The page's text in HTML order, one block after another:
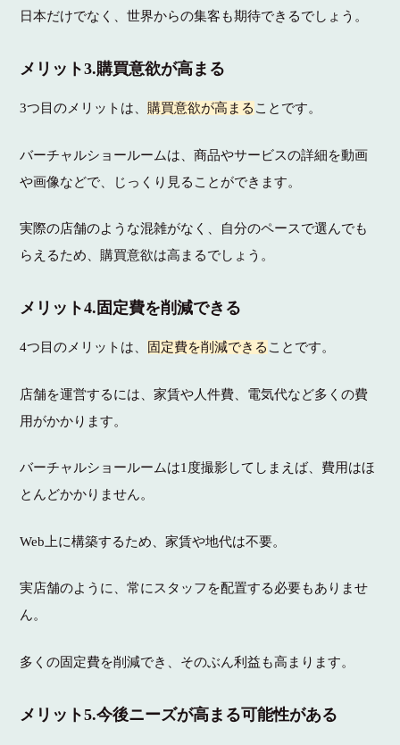
日本だけでなく、世界からの集客も期待できるでしょう。
メリット3.購買意欲が高まる
3つ目のメリットは、購買意欲が高まる ことです。
バーチャルショールームは、商品やサービスの詳細を動画
や画像などで、じっくり見ることができます。
実際の店舗のような混雑がなく、自分のペースで選んでも
らえるため、購買意欲は高まるでしょう。
メリット4.固定費を削減できる
4つ目のメリットは、 固定費を削減できる ことです。
店舗を運営するには、家賃や人件費、電気代など多くの費
用がかかります。
バーチャルショールームは1度撮影してしまえば、費用はほ
とんどかかりません。
Web上に構築するため、家賃や地代は不要。
実店舗のように、常にスタッフを配置する必要もありませ
ん。
多くの固定費を削減でき、そのぶん利益も高まります。
メリット5.今後ニーズが高まる可能性がある